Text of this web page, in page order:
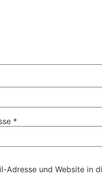
*
Adresse und Website in